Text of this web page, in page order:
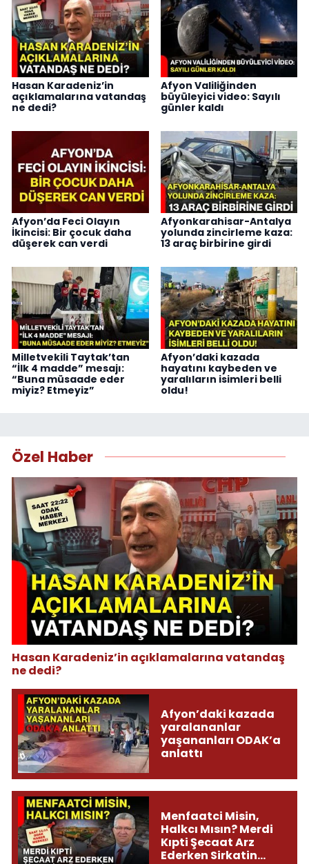
Hasan Karadeniz’in
açıklamalarına vatandaş
ne dedi?
Afyon Valiliğinden
büyüleyici video: Sayılı
günler kaldı
Afyon’da Feci Olayın
İkincisi: Bir çocuk daha
düşerek can verdi
Afyonkarahisar-Antalya
yolunda zincirleme kaza:
13 araç birbirine girdi
Milletvekili Taytak’tan
“İlk 4 madde” mesajı:
“Buna müsaade eder
miyiz? Etmeyiz”
Afyon’daki kazada
hayatını kaybeden ve
yaralıların isimleri belli
oldu!
Özel Haber
Hasan Karadeniz’in açıklamalarına vatandaş
ne dedi?
Afyon’daki kazada
yaralananlar
yaşananları ODAK’a
anlattı
Menfaatci Misin,
Halkcı Mısın? Merdi
Kıpti Şecaat Arz
Ederken Sirkatin